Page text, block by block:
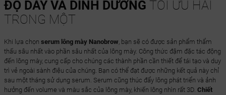
ĐỘ DÀY VÀ DINH DƯỠNG TỐI ƯU HAI
TRONG MỘT
Khi lựa chọn serum lông mày Nanobrow, bạn sẽ có được sản phẩm thẩm
thấu sâu nhất vào phần sâu nhất của lông mày. Công thức đậm đặc tác động
đến lông mày, cung cấp cho chúng các thành phần cần thiết để tái tạo và duy
trì vẻ ngoài sành điệu của chúng. Bạn có thể đạt được những kết quả này chỉ
sau một tháng sử dụng serum. Serum cũng thúc đẩy lông phát triển và ảnh
hưởng đến volume và màu sắc của lông mày, khiến lông nhìn rất 3D. Chiết